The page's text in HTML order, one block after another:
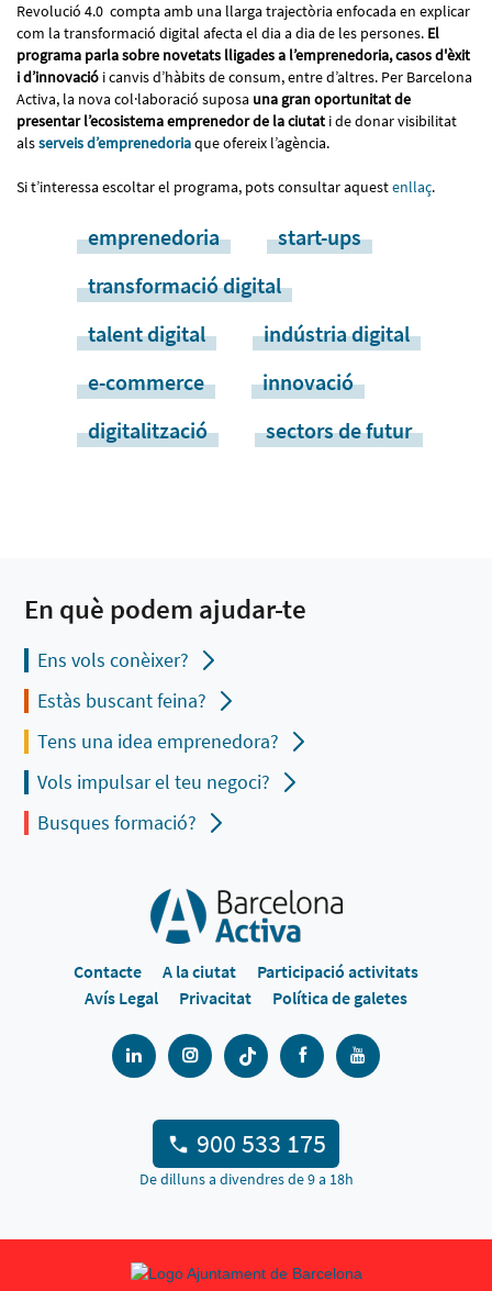
Revolució 4.0 compta amb una llarga trajectòria enfocada en explicar
com la transformació digital afecta el dia a dia de les persones. El
programa parla sobre novetats lligades a l’emprenedoria, casos d'èxit
i d’innovació i canvis d’hàbits de consum, entre d’altres. Per Barcelona
Activa, la nova col·laboració suposa una gran oportunitat de
presentar l’ecosistema emprenedor de la ciutat i de donar visibilitat
alsserveis d’emprenedoriaque ofereix l’agència.
Si t’interessa escoltar el programa, pots consultar aquestenllaç.
emprenedoria
start-ups
transformació digital
talent digital
indústria digital
e-commerce
innovació
digitalització
sectors de futur
En què podem ajudar-te
Ens vols conèixer?
Estàs buscant feina?
Tens una idea emprenedora?
Vols impulsar el teu negoci?
Busques formació?
Contacte A la ciutat
Participació activitats
Avís Legal
Privacitat Política de galetes
900 533 175
De dilluns a divendres de 9 a 18h